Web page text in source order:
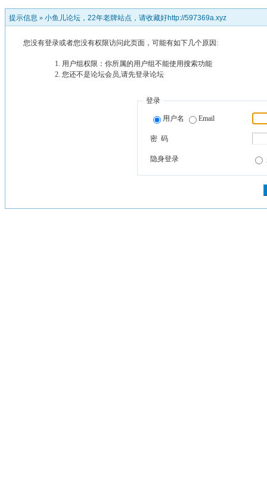
提示信息 » 小鱼儿论坛，22年老牌站点，请收藏好http://597369a.xyz
您没有登录或者您没有权限访问此页面，可能有如下几个原因:
用户组权限：你所属的用户组不能使用搜索功能
您还不是论坛会员,请先登录论坛
登录
用户名 Email
密 码
隐身登录